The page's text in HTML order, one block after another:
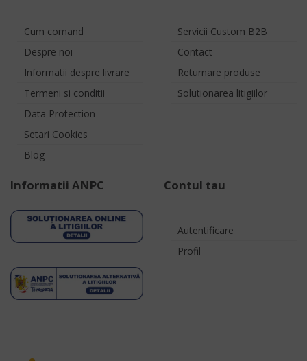
Cum comand
Despre noi
Informatii despre livrare
Termeni si conditii
Data Protection
Setari Cookies
Blog
Servicii Custom B2B
Contact
Returnare produse
Solutionarea litigiilor
Informatii ANPC Contul tau
Autentificare
Profil